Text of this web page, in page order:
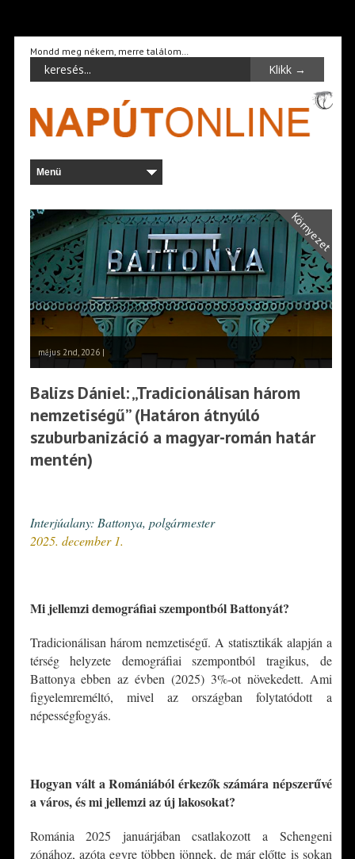
Mondd meg nékem, merre találom…
Környezet
május 2nd, 2026 |
Balizs Dániel: „Tradicionálisan három
nemzetiségű” (Határon átnyúló
szuburbanizáció a magyar-román határ
mentén)
Interjúalany: Battonya, polgármester
2025. december 1.
Mi jellemzi demográfiai szempontból Battonyát?
Tradicionálisan három nemzetiségű. A statisztikák alapján a
térség helyzete demográfiai szempontból tragikus, de
Battonya ebben az évben (2025) 3%-ot növekedett. Ami
figyelemreméltó, mivel az országban folytatódott a
népességfogyás.
Hogyan vált a Romániából érkezők számára népszerűvé
a város, és mi jellemzi az új lakosokat?
Románia 2025 januárjában csatlakozott a Schengeni
zónához, azóta egyre többen jönnek, de már előtte is sokan